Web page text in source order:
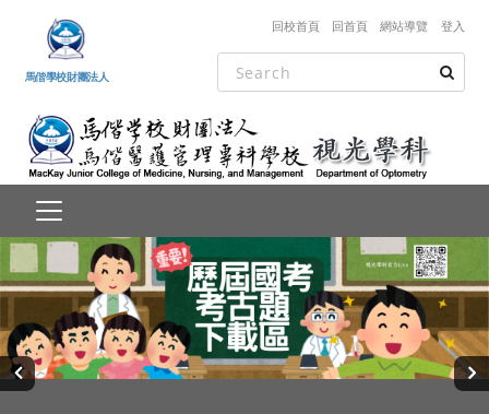
跳到主要內容
馬偕學校財團法人
回校首頁 回首頁 網站導覽 登入
‹ ›